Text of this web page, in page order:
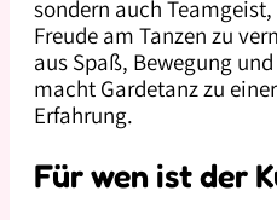
sondern auch
Freude am Tanzen zu
aus Spaß, Bewegung
macht Gardetanz zu
Erfahrung.
Für wen ist der